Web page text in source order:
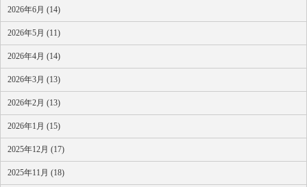
2026年6月 (14)
2026年5月 (11)
2026年4月 (14)
2026年3月 (13)
2026年2月 (13)
2026年1月 (15)
2025年12月 (17)
2025年11月 (18)